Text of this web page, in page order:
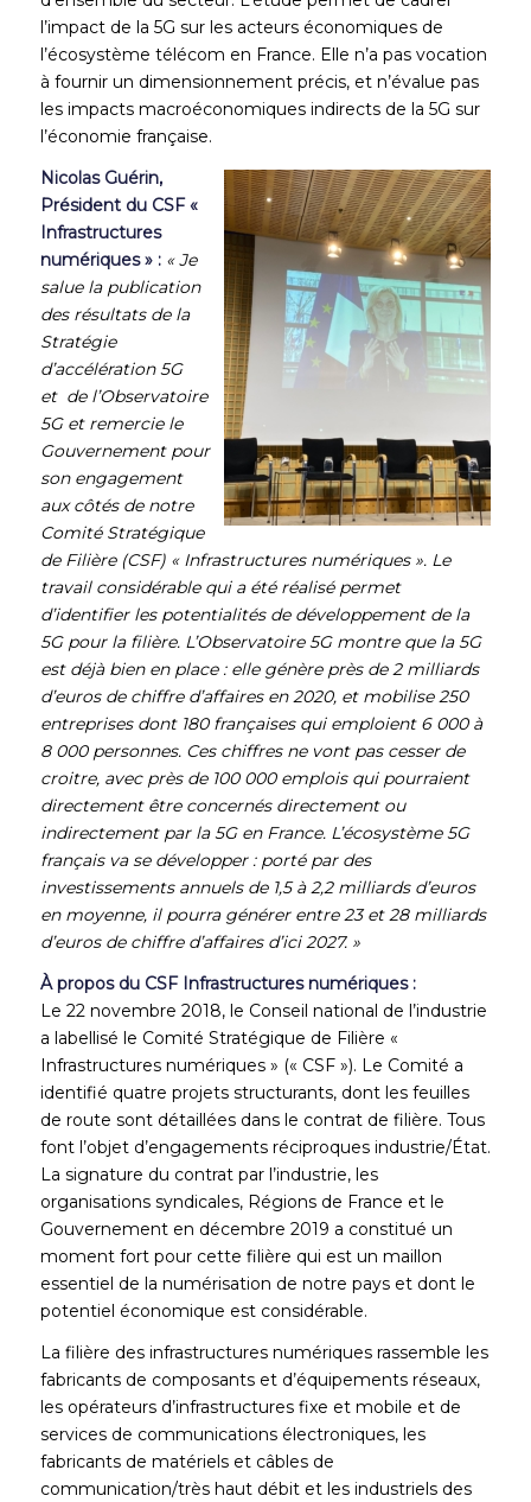
l’impact de la 5G sur les acteurs économiques de
l’écosystème télécom en France. Elle n’a pas vocation
à fournir un dimensionnement précis, et n’évalue pas
les impacts macroéconomiques indirects de la 5G sur
l’économie française.
Nicolas Guérin,
Président du CSF «
Infrastructures
numériques » : « Je
salue la publication
des résultats de la
Stratégie
d’accélération 5G
et de l’Observatoire
5G et remercie le
Gouvernement pour
son engagement
aux côtés de notre
Comité Stratégique
de Filière (CSF) « Infrastructures numériques ». Le
travail considérable qui a été réalisé permet
d’identifier les potentialités de développement de la
5G pour la filière. L’Observatoire 5G montre que la 5G
est déjà bien en place : elle génère près de 2 milliards
d’euros de chiffre d’affaires en 2020, et mobilise 250
entreprises dont 180 françaises qui emploient 6 000 à
8 000 personnes. Ces chiffres ne vont pas cesser de
croitre, avec près de 100 000 emplois qui pourraient
directement être concernés directement ou
indirectement par la 5G en France. L’écosystème 5G
français va se développer : porté par des
investissements annuels de 1,5 à 2,2 milliards d’euros
en moyenne, il pourra générer entre 23 et 28 milliards
d’euros de chiffre d’affaires d’ici 2027. »
À propos du CSF Infrastructures numériques :
Le 22 novembre 2018, le Conseil national de l’industrie
a labellisé le Comité Stratégique de Filière «
Infrastructures numériques » (« CSF »). Le Comité a
identifié quatre projets structurants, dont les feuilles
de route sont détaillées dans le contrat de filière. Tous
font l’objet d’engagements réciproques industrie/État.
La signature du contrat par l’industrie, les
organisations syndicales, Régions de France et le
Gouvernement en décembre 2019 a constitué un
moment fort pour cette filière qui est un maillon
essentiel de la numérisation de notre pays et dont le
potentiel économique est considérable.
La filière des infrastructures numériques rassemble les
fabricants de composants et d’équipements réseaux,
les opérateurs d’infrastructures fixe et mobile et de
services de communications électroniques, les
fabricants de matériels et câbles de
communication/très haut débit et les industriels des